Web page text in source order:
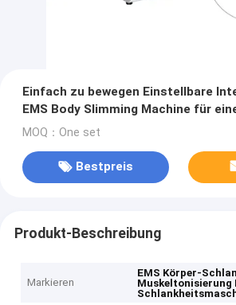
Einfach zu bewegen Einstellbare
EMS Body Slimming Machine für
Muskeltonung
MOQ：One set
Bestpreis
Produkt-Beschreibung
Markieren
EMS Körper-
Muskeltonisierung